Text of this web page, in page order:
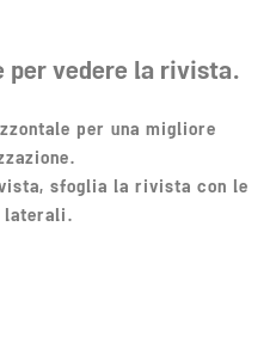
per vedere la rivista.
per una migliore
sfoglia la rivista con le